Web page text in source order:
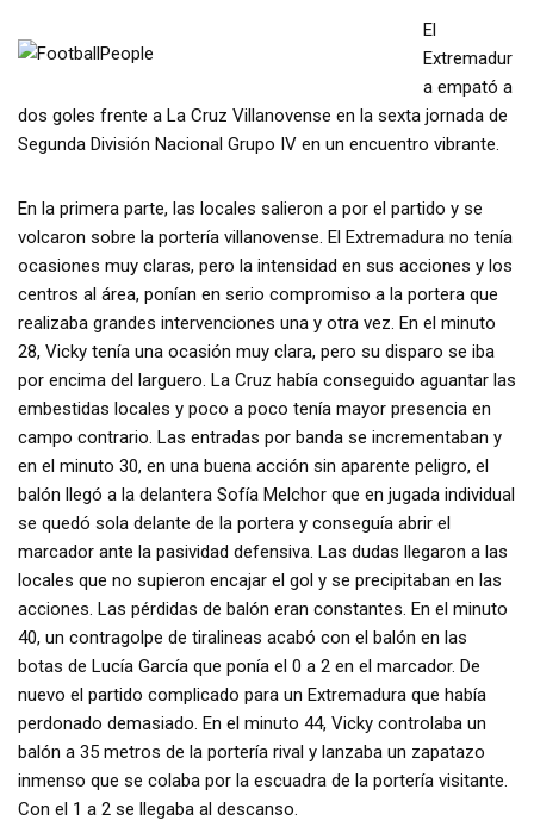
El
Extremadur
a empató a
dos goles frente a La Cruz Villanovense en la sexta jornada de
Segunda División Nacional Grupo IV en un encuentro vibrante.
En la primera parte, las locales salieron a por el partido y se
volcaron sobre la portería villanovense. El Extremadura no tenía
ocasiones muy claras, pero la intensidad en sus acciones y los
centros al área, ponían en serio compromiso a la portera que
realizaba grandes intervenciones una y otra vez. En el minuto
28, Vicky tenía una ocasión muy clara, pero su disparo se iba
por encima del larguero. La Cruz había conseguido aguantar las
embestidas locales y poco a poco tenía mayor presencia en
campo contrario. Las entradas por banda se incrementaban y
en el minuto 30, en una buena acción sin aparente peligro, el
balón llegó a la delantera Sofía Melchor que en jugada individual
se quedó sola delante de la portera y conseguía abrir el
marcador ante la pasividad defensiva. Las dudas llegaron a las
locales que no supieron encajar el gol y se precipitaban en las
acciones. Las pérdidas de balón eran constantes. En el minuto
40, un contragolpe de tiralineas acabó con el balón en las
botas de Lucía García que ponía el 0 a 2 en el marcador. De
nuevo el partido complicado para un Extremadura que había
perdonado demasiado. En el minuto 44, Vicky controlaba un
balón a 35 metros de la portería rival y lanzaba un zapatazo
inmenso que se colaba por la escuadra de la portería visitante.
Con el 1 a 2 se llegaba al descanso.